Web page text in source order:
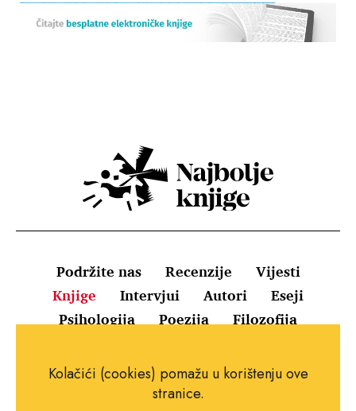
Podržite nas Recenzije
Vijesti
Knjige
Intervjui Autori
Eseji
Psihologija
Poezija Filozofija
Uvjeti korištenja
Pravila o kolačićima
Impressum
Kolačići (cookies) pomažu u korištenju ove
stranice.